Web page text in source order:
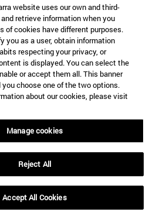
Varios artistas
website uses our own and third-
retrieve information when you
of cookies have different purposes.
you as a user, obtain information
respecting your privacy, or
is displayed. You can select the
or accept them all. This banner
choose one of the two options.
about our cookies, please visit
Manage cookies
Reject All
Accept All Cookies